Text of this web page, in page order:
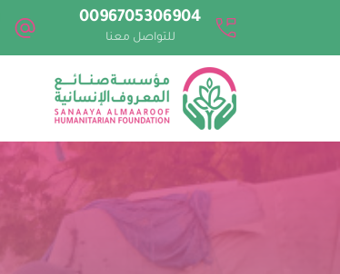
0096705306904
للتواصل معنا